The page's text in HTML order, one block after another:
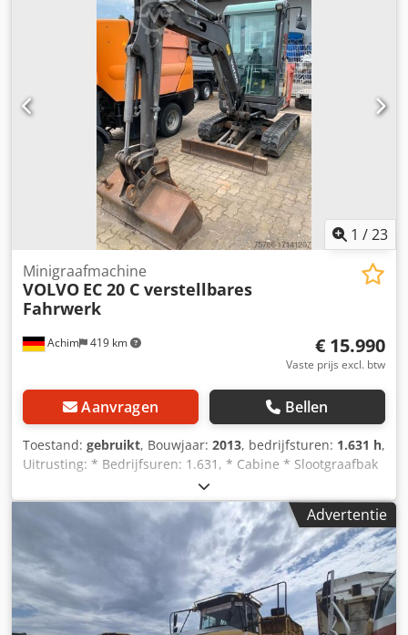
1 /23
Achim 419 km
Minigraafmachine
VOLVO EC 20 C verstellbares
Fahrwerk
€ 15.990
Vaste prijs excl. btw
Aanvragen Bellen
Toestand: gebruikt, Bouwjaar: 2013, bedrijfsturen: 1.631 h,
Uitrusting: * Bedrijfsuren: 1.631, * Cabine * Slootgraafbak
* 1 schep * Goed onderhouden machine * Direct inzetbaar
Sinds 1972 uw betrouwbare partner voor auto's en
bedrijfsvoertuigen in 28832 Achim bij Bremer Kreuz. Het
NutzfahrzeugZentrum Behnke heeft permanent ca. 200
voertuigen op voorraad, waaronder transporters,
bedrijfsvoertuigen en bouwmachines! Wij bieden u
continu aantrekkelijke financieringsmogelijkheden tegen
voordelige speciale tarieven. Bij interesse maken wij graag
Advertentie